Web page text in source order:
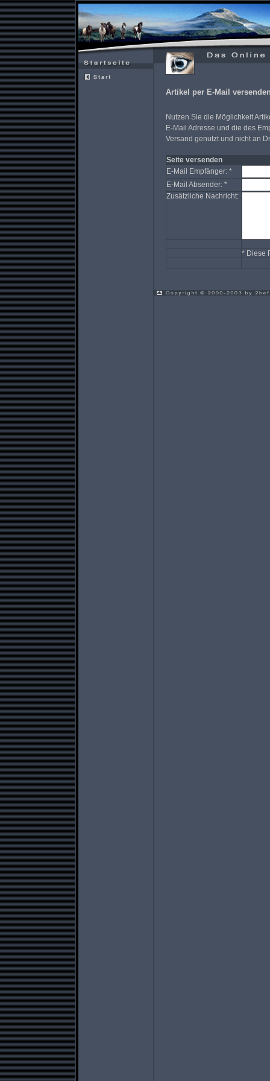
Artikel per E-Mail
Nutzen Sie die Möglichkeit
E-Mail Adresse und die des
Versand genutzt und nicht an
Seite versenden
E-Mail Empfänger: *
E-Mail Absender: *
Zusätzliche Nachricht:
* Diese